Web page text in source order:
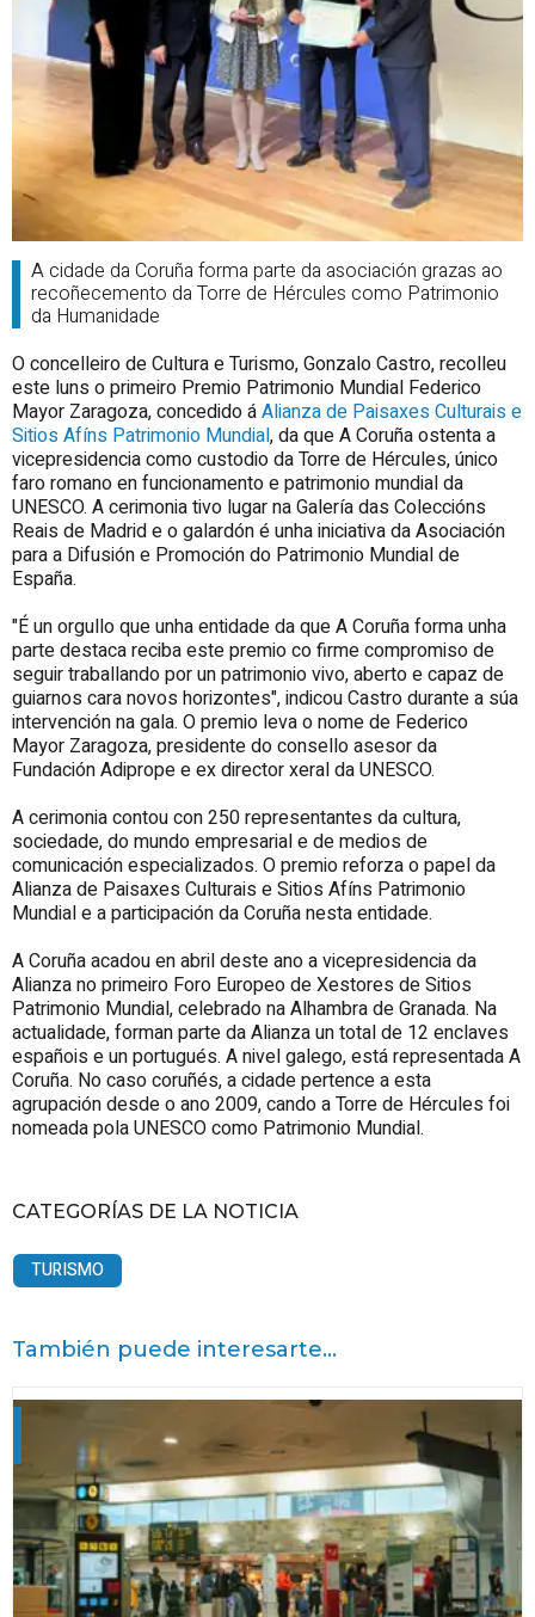
A cidade da Coruña forma parte da asociación grazas ao
recoñecemento da Torre de Hércules como Patrimonio
da Humanidade
O concelleiro de Cultura e Turismo, Gonzalo Castro, recolleu
este luns o primeiro Premio Patrimonio Mundial Federico
Mayor Zaragoza, concedido áAlianza de Paisaxes Culturais e
Sitios Afíns Patrimonio Mundial, da que A Coruña ostenta a
vicepresidencia como custodio da Torre de Hércules, único
faro romano en funcionamento e patrimonio mundial da
UNESCO. A cerimonia tivo lugar na Galería das Coleccións
Reais de Madrid e o galardón é unha iniciativa da Asociación
para a Difusión e Promoción do Patrimonio Mundial de
España.
"É un orgullo que unha entidade da que A Coruña forma unha
parte destaca reciba este premio co firme compromiso de
seguir traballando por un patrimonio vivo, aberto e capaz de
guiarnos cara novos horizontes", indicou Castro durante a súa
intervención na gala. O premio leva o nome de Federico
Mayor Zaragoza, presidente do consello asesor da
Fundación Adiprope e ex director xeral da UNESCO.
A cerimonia contou con 250 representantes da cultura,
sociedade, do mundo empresarial e de medios de
comunicación especializados. O premio reforza o papel da
Alianza de Paisaxes Culturais e Sitios Afíns Patrimonio
Mundial e a participación da Coruña nesta entidade.
A Coruña acadou en abril deste ano a vicepresidencia da
Alianza no primeiro Foro Europeo de Xestores de Sitios
Patrimonio Mundial, celebrado na Alhambra de Granada. Na
actualidade, forman parte da Alianza un total de 12 enclaves
españois e un portugués. A nivel galego, está representada A
Coruña. No caso coruñés, a cidade pertence a esta
agrupación desde o ano 2009, cando a Torre de Hércules foi
nomeada pola UNESCO como Patrimonio Mundial.
CATEGORÍAS DE LA NOTICIA
TURISMO
También puede interesarte...